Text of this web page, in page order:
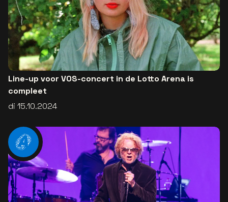
Line-up voor VOS-concert in de Lotto Arena is
compleet
di 15.10.2024